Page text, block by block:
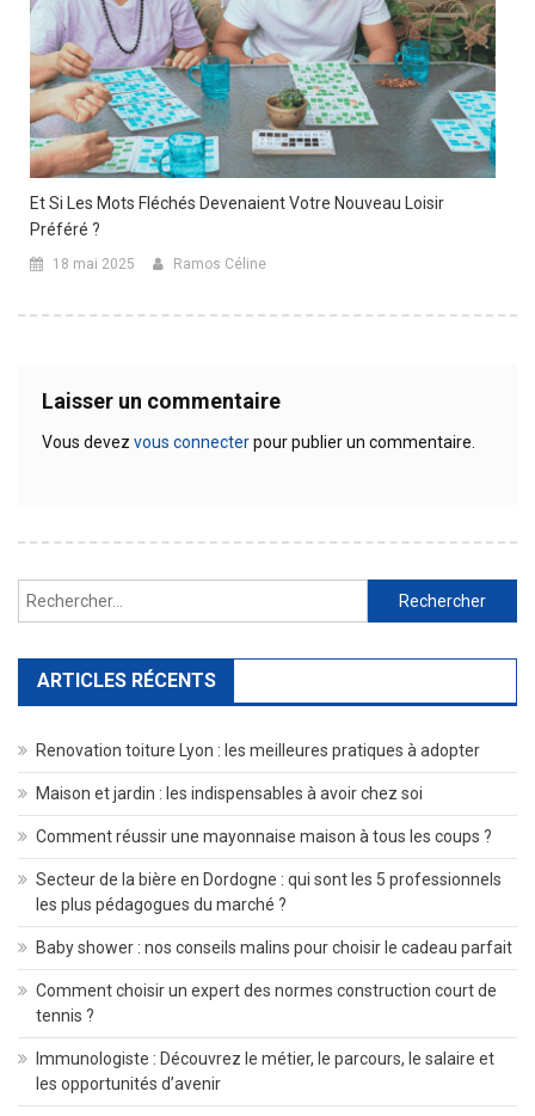
Et Si Les Mots Fléchés Devenaient Votre Nouveau Loisir
Préféré ?
18 mai 2025 Ramos Céline
Laisser un commentaire
Vous devez vous connecterpour publier un commentaire.
Rechercher :
ARTICLES RÉCENTS
Renovation toiture Lyon : les meilleures pratiques à adopter
Maison et jardin : les indispensables à avoir chez soi
Comment réussir une mayonnaise maison à tous les coups ?
Secteur de la bière en Dordogne : qui sont les 5 professionnels
les plus pédagogues du marché ?
Baby shower : nos conseils malins pour choisir le cadeau parfait
Comment choisir un expert des normes construction court de
tennis ?
Immunologiste : Découvrez le métier, le parcours, le salaire et
les opportunités d’avenir